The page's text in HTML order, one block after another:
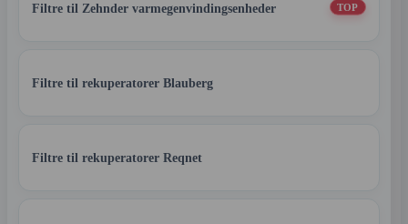
Filtre til Zehnder varmegenvindingsenheder TOP
Filtre til rekuperatorer Blauberg
Filtre til rekuperatorer Reqnet